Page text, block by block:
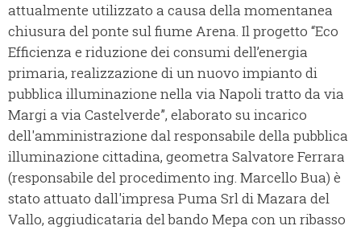
attualmente utilizzato a causa della momentanea
chiusura del ponte sul fiume Arena. Il progetto “Eco
Efficienza e riduzione dei consumi dell’energia
primaria, realizzazione di un nuovo impianto di
pubblica illuminazione nella via Napoli tratto da via
Margi a via Castelverde”, elaborato su incarico
dell'amministrazione dal responsabile della pubblica
illuminazione cittadina, geometra Salvatore Ferrara
(responsabile del procedimento ing. Marcello Bua) è
stato attuato dall'impresa Puma Srl di Mazara del
Vallo, aggiudicataria del bando Mepa con un ribasso